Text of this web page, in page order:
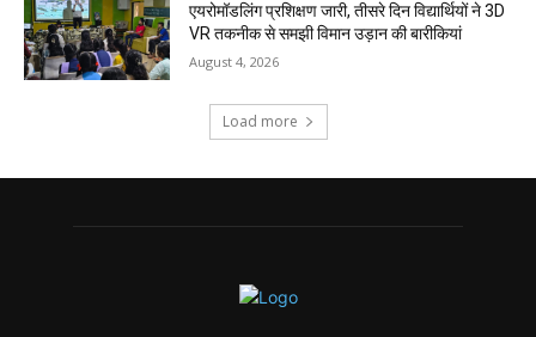
एयरोमॉडलिंग प्रशिक्षण जारी, तीसरे दिन विद्यार्थियों ने 3D
VR तकनीक से समझी विमान उड़ान की बारीकियां
August 4, 2026
Load more